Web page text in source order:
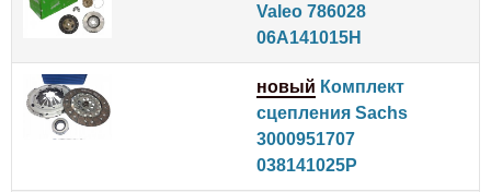
Valeo 786028
06A141015H
новый Комплект
сцепления Sachs
3000951707
038141025P